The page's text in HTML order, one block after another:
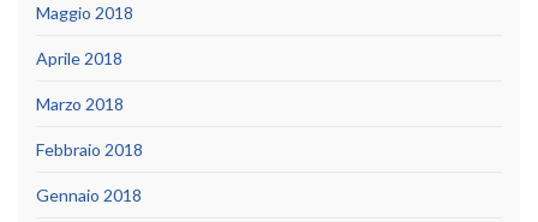
Maggio 2018
Aprile 2018
Marzo 2018
Febbraio 2018
Gennaio 2018